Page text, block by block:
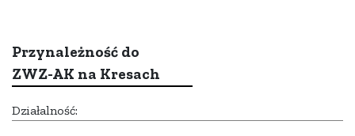
Przynależność do
ZWZ-AK na Kresach
Działalność: